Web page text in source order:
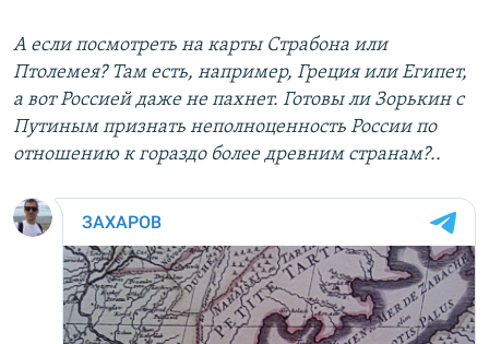
А если посмотреть на карты Страбона или
Птолемея? Там есть, например, Греция или Египет,
а вот Россией даже не пахнет. Готовы ли Зорькин с
Путиным признать неполноценность России по
отношению к гораздо более древним странам?..